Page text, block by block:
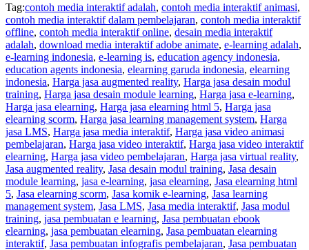
Tag:contoh media interaktif adalah, contoh media interaktif animasi,
contoh media interaktif dalam pembelajaran, contoh media interaktif
offline, contoh media interaktif online, desain media interaktif
adalah, download media interaktif adobe animate, e-learning adalah,
e-learning indonesia, e-learning is, education agency indonesia,
education agents indonesia, elearning garuda indonesia, elearning
indonesia, Harga jasa augmented reality, Harga jasa desain modul
training, Harga jasa desain module learning, Harga jasa e-learning,
Harga jasa elearning, Harga jasa elearning html 5, Harga jasa
elearning scorm, Harga jasa learning management system, Harga
jasa LMS, Harga jasa media interaktif, Harga jasa video animasi
pembelajaran, Harga jasa video interaktif, Harga jasa video interaktif
elearning, Harga jasa video pembelajaran, Harga jasa virtual reality,
Jasa augmented reality, Jasa desain modul training, Jasa desain
module learning, jasa e-learning, jasa elearning, Jasa elearning html
5, Jasa elearning scorm, Jasa komik e-learning, Jasa learning
management system, Jasa LMS, Jasa media interaktif, Jasa modul
training, jasa pembuatan e learning, Jasa pembuatan ebook
elearning, jasa pembuatan elearning, Jasa pembuatan elearning
interaktif, Jasa pembuatan infografis pembelajaran, Jasa pembuatan